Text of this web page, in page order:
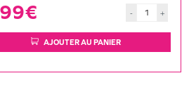
- +
AJOUTER AU PANIER